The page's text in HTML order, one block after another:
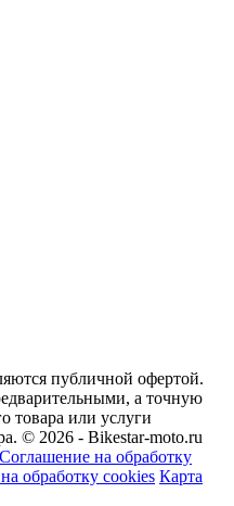
публичной офертой.
а точную
товара или услуги
© 2026 - Bikestar-moto.ru
Соглашение на обработку
обработку cookies Карта